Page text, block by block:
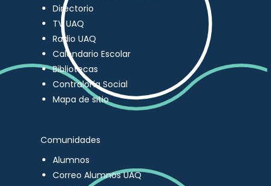
Directorio
TV UAQ
Radio UAQ
Calendario Escolar
Bibliotecas
Contraloría Social
Mapa de sitio
Comunidades
Alumnos
Correo Alumnos UAQ